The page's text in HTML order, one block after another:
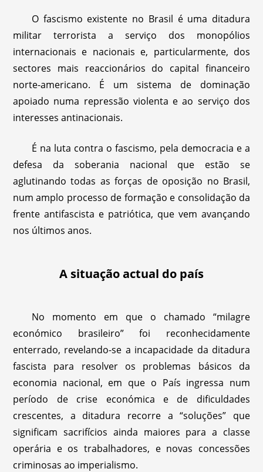
O fascismo existente no Brasil é uma ditadura
militar terrorista a serviço dos monopólios
internacionais e nacionais e, particularmente, dos
sectores mais reaccionários do capital financeiro
norte-americano. É um sistema de dominação
apoiado numa repressão violenta e ao serviço dos
interesses antinacionais.
É na luta contra o fascismo, pela democracia e a
defesa da soberania nacional que estão se
aglutinando todas as forças de oposição no Brasil,
num amplo processo de formação e consolidação da
frente antifascista e patriótica, que vem avançando
nos últimos anos.
A situação actual do país
No momento em que o chamado “milagre
económico brasileiro” foi reconhecidamente
enterrado, revelando-se a incapacidade da ditadura
fascista para resolver os problemas básicos da
economia nacional, em que o País ingressa num
período de crise económica e de dificuldades
crescentes, a ditadura recorre a “soluções” que
significam sacrifícios ainda maiores para a classe
operária e os trabalhadores, e novas concessões
criminosas ao imperialismo.